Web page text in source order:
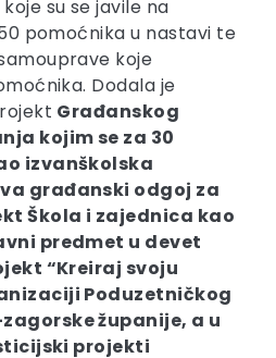
su se javile na
pomoćnika u nastavi te
koje
Dodala je
Građanskog
kojim se za 30
izvanškolska
građanski odgoj za
Škola i zajednica kao
predmet u devet
“Kreiraj svoju
Poduzetničkog
županije, a u
projekti